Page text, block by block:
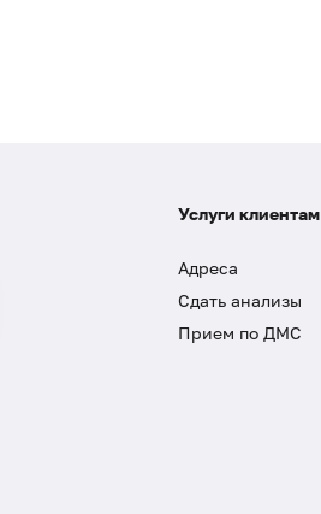
Услуги клиентам
Адреса
Сдать анализы
Прием по ДМС